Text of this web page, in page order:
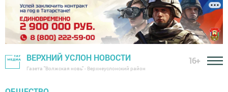
ВЕРХНИЙ УСЛОН НОВОСТИ
Газета "Волжская новь" - Верхнеуслонский район
16+